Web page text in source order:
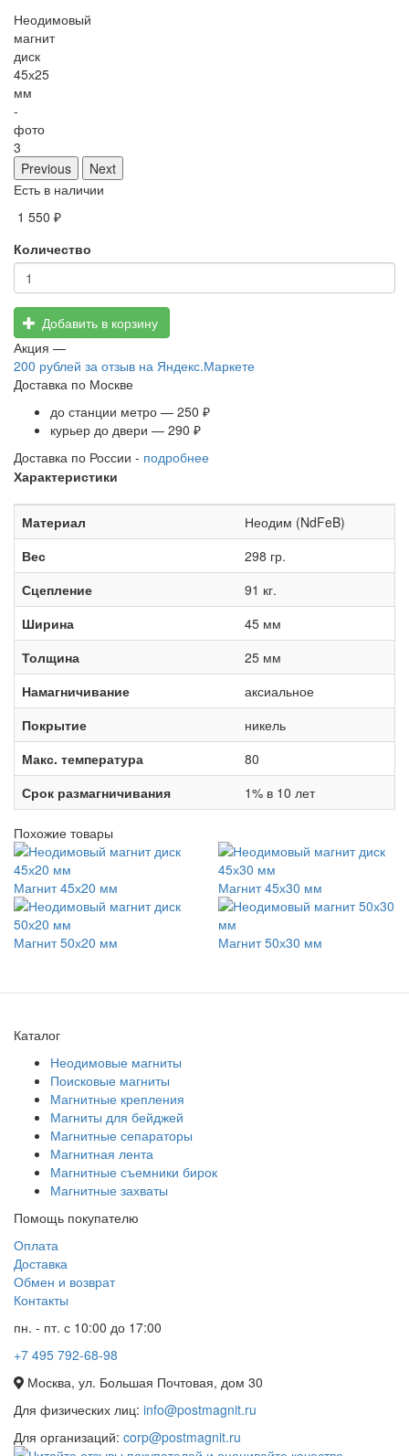
Неодимовый
магнит
диск
45х25
мм
-
фото
3
Previous
Next
Есть в наличии
1 550 ₽
Количество
Добавить в корзину
Акция —
200 рублей за отзыв на Яндекс.Маркете
Доставка по Москве
до станции метро — 250 ₽
курьер до двери — 290 ₽
Доставка по России - подробнее
Характеристики
Материал
Неодим (NdFeB)
Вес
298 гр.
Сцепление
91 кг.
Ширина
45 мм
Толщина
25 мм
Намагничивание
аксиальное
Покрытие
никель
Макс. температура
80
Срок размагничивания
1% в 10 лет
Похожие товары
Магнит 45х20 мм Магнит 45х30 мм
Магнит 50х20 мм Магнит 50х30 мм
Каталог
Неодимовые магниты
Поисковые магниты
Магнитные крепления
Магниты для бейджей
Магнитные сепараторы
Магнитная лента
Магнитные съемники бирок
Магнитные захваты
Помощь покупателю
Оплата
Доставка
Обмен и возврат
Контакты
пн. - пт. с 10:00 до 17:00
+7 495 792-68-98
Москва, ул. Большая Почтовая, дом 30
Для физических лиц: info@postmagnit.ru
Для организаций: corp@postmagnit.ru